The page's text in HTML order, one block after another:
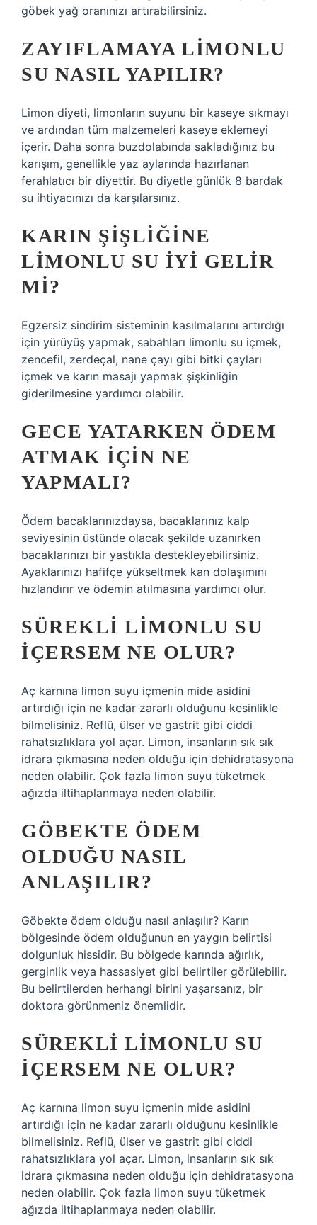
göbek yağ oranınızı artırabilirsiniz.
ZAYIFLAMAYA LIMONLU
SU NASIL YAPILIR?
Limon diyeti, limonların suyunu bir kaseye sıkmayı
ve ardından tüm malzemeleri kaseye eklemeyi
içerir. Daha sonra buzdolabında sakladığınız bu
karışım, genellikle yaz aylarında hazırlanan
ferahlatıcı bir diyettir. Bu diyetle günlük 8 bardak
su ihtiyacınızı da karşılarsınız.
KARIN ŞIŞLIĞINE
LIMONLU SU IYI GELIR
MI?
Egzersiz sindirim sisteminin kasılmalarını artırdığı
için yürüyüş yapmak, sabahları limonlu su içmek,
zencefil, zerdeçal, nane çayı gibi bitki çayları
içmek ve karın masajı yapmak şişkinliğin
giderilmesine yardımcı olabilir.
GECE YATARKEN ÖDEM
ATMAK IÇIN NE
YAPMALI?
Ödem bacaklarınızdaysa, bacaklarınız kalp
seviyesinin üstünde olacak şekilde uzanırken
bacaklarınızı bir yastıkla destekleyebilirsiniz.
Ayaklarınızı hafifçe yükseltmek kan dolaşımını
hızlandırır ve ödemin atılmasına yardımcı olur.
SÜREKLI LIMONLU SU
IÇERSEM NE OLUR?
Aç karnına limon suyu içmenin mide asidini
artırdığı için ne kadar zararlı olduğunu kesinlikle
bilmelisiniz. Reflü, ülser ve gastrit gibi ciddi
rahatsızlıklara yol açar. Limon, insanların sık sık
idrara çıkmasına neden olduğu için dehidratasyona
neden olabilir. Çok fazla limon suyu tüketmek
ağızda iltihaplanmaya neden olabilir.
GÖBEKTE ÖDEM
OLDUĞU NASIL
ANLAŞILIR?
Göbekte ödem olduğu nasıl anlaşılır? Karın
bölgesinde ödem olduğunun en yaygın belirtisi
dolgunluk hissidir. Bu bölgede karında ağırlık,
gerginlik veya hassasiyet gibi belirtiler görülebilir.
Bu belirtilerden herhangi birini yaşarsanız, bir
doktora görünmeniz önemlidir.
SÜREKLI LIMONLU SU
IÇERSEM NE OLUR?
Aç karnına limon suyu içmenin mide asidini
artırdığı için ne kadar zararlı olduğunu kesinlikle
bilmelisiniz. Reflü, ülser ve gastrit gibi ciddi
rahatsızlıklara yol açar. Limon, insanların sık sık
idrara çıkmasına neden olduğu için dehidratasyona
neden olabilir. Çok fazla limon suyu tüketmek
ağızda iltihaplanmaya neden olabilir.